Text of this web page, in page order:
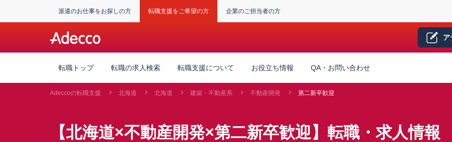
派遣のお仕事をお探しの方 転職支援をご希望の方 企業のご担当者の方
ア
転職トップ 転職の求人検索 転職支援について お役立ち情報 QA・お問い合わせ
Adeccoの転職支援 北海道 北海道 建築・不動産系 不動産開発 第二新卒歓迎
【北海道×不動産開発×第二新卒歓迎】転職・求人情報